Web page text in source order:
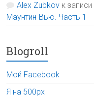
Alex Zubkov к записи
Маунтин-Вью. Часть 1
Blogroll
Мой Facebook
Я на 500px